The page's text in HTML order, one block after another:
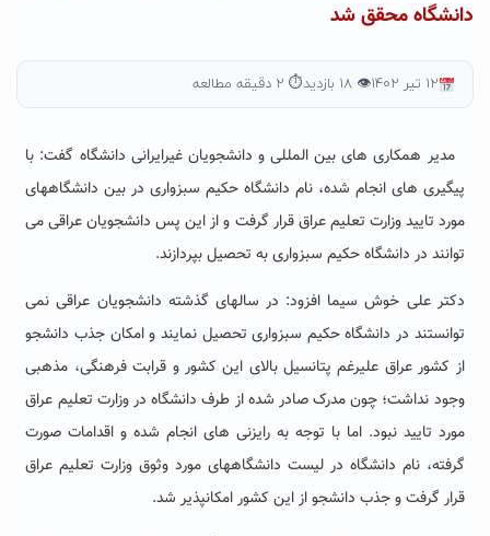
دانشگاه محقق شد
۱۲ تیر ۱۴۰۲ 👁 ۱۸ بازدید ⏱ ۲ دقیقه مطالعه
مدیر همکاری های بین المللی و دانشجویان غیرایرانی دانشگاه گفت: با
پیگیری های انجام شده، نام دانشگاه حکیم سبزواری در بین دانشگاههای
مورد تایید وزارت تعلیم عراق قرار گرفت و از این پس دانشجویان عراقی می
توانند در دانشگاه حکیم سبزواری به تحصیل بپردازند.
دکتر علی خوش سیما افزود: در سالهای گذشته دانشجویان عراقی نمی
توانستند در دانشگاه حکیم سبزواری تحصیل نمایند و امکان جذب دانشجو
از کشور عراق علیرغم پتانسیل بالای این کشور و قرابت فرهنگی، مذهبی
وجود نداشت؛ چون مدرک صادر شده از طرف دانشگاه در وزارت تعلیم عراق
مورد تایید نبود. اما با توجه به رایزنی های انجام شده و اقدامات صورت
گرفته، نام دانشگاه در لیست دانشگاههای مورد وثوق وزارت تعلیم عراق
قرار گرفت و جذب دانشجو از این کشور امکانپذیر شد.